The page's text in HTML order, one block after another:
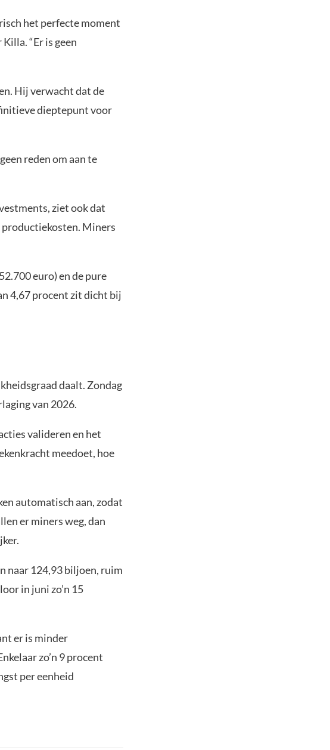
het perfecte moment
“Er is geen
Hij verwacht dat de
dieptepunt voor
reden om aan te
ziet ook dat
Miners
euro) en de pure
4,67 procent zit dicht bij
daalt. Zondag
van 2026.
valideren en het
meedoet, hoe
automatisch aan, zodat
er miners weg, dan
naar 124,93 biljoen, ruim
in juni zo’n 15
er is minder
zo’n 9 procent
per eenheid